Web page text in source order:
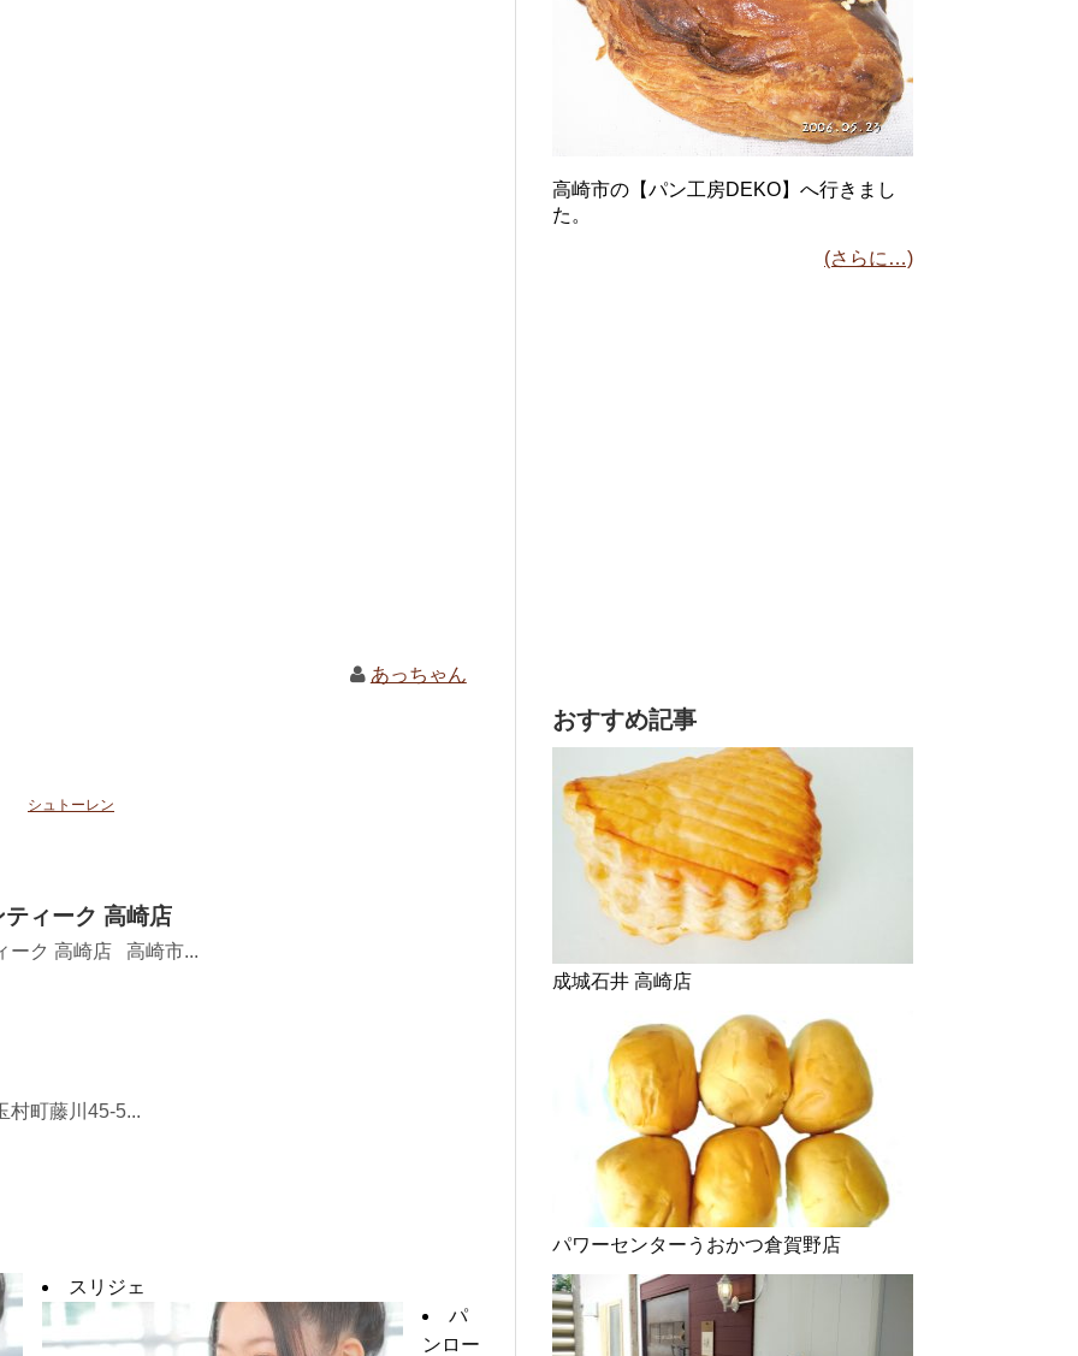
あっちゃん
シュトーレン
ィーク 高崎店
ーク 高崎店 高崎市...
町藤川45-5...
スリジェ
パ
ンロー
高崎市の【パン工房DEKO】へ行きまし
た。
(さらに…)
おすすめ記事
成城石井 高崎店
パワーセンターうおかつ倉賀野店